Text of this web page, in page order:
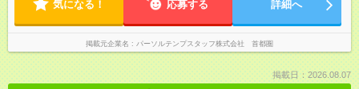
気になる！ 応募する 詳細へ
掲載元企業名 パーソルテンプスタッフ株式会社 首都圏
掲載日：2026.08.07